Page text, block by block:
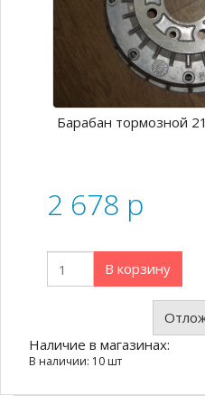
Барабан тормозной
2 678 p
В корзину
Наличие в магазинах:
В наличии: 10 шт